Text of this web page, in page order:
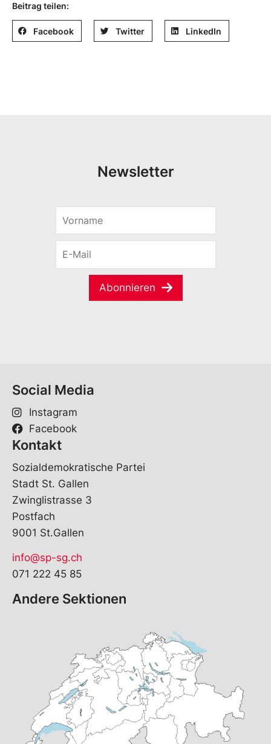
Beitrag teilen:
Facebook Twitter LinkedIn
Newsletter
r
m
M
Abonnieren
Social Media
Instagram
Facebook
Kontakt
Sozialdemokratische Partei
Stadt St. Gallen
Zwinglistrasse 3
Postfach
9001 St.Gallen
info@sp-sg.ch
071 222 45 85
Andere Sektionen